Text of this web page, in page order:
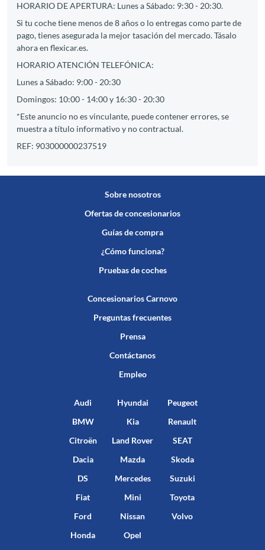
HORARIO DE APERTURA: Lunes a Sábado: 9:30 - 20:30.
Si tu coche tiene menos de 8 años o lo entregas como parte de
pago, tienes asegurada la mejor tasación del mercado. Tásalo
ahora en flexicar.es.
HORARIO ATENCIÓN TELEFÓNICA:
Lunes a Sábado: 9:00 - 20:30
Domingos: 10:00 - 14:00 y 16:30 - 20:30
*Este anuncio no es vinculante, puede contener errores, se
muestra a título informativo y no contractual.
REF: 903000000237519
Sobre nosotros
Ofertas de concesionarios
Guías de compra
¿Cómo funciona?
Pruebas de coches
Concesionarios Carnovo
Preguntas frecuentes
Prensa
Contáctanos
Empleo
Audi
BMW
Citroën
Dacia
DS
Fiat
Ford
Honda
Hyundai
Kia
Land Rover
Mazda
Mercedes
Mini
Nissan
Opel
Peugeot
Renault
SEAT
Skoda
Suzuki
Toyota
Volvo